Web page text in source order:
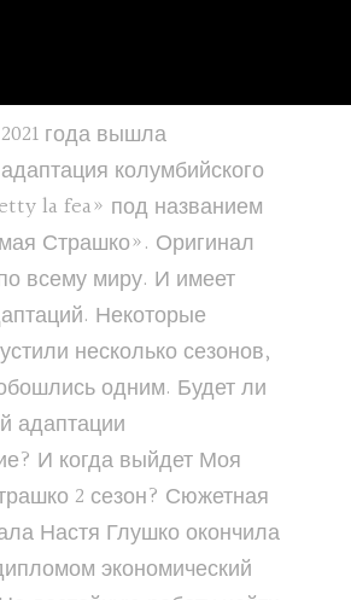
года вышла
колумбийского
la fea» под названием
Страшко». Оригинал
всему миру. И имеет
Некоторые
несколько сезонов,
одним. Будет ли
адаптации
И когда выйдет Моя
2 сезон? Сюжетная
Настя Глушко окончила
экономический